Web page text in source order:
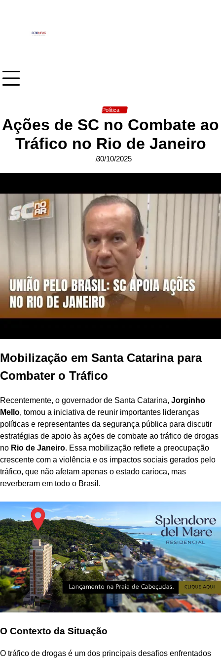
Política
Ações de SC no Combate ao
Tráfico no Rio de Janeiro
30/10/2025
Mobilização em Santa Catarina para
Combater o Tráfico
Recentemente, o governador de Santa Catarina, Jorginho
Mello, tomou a iniciativa de reunir importantes lideranças
políticas e representantes da segurança pública para discutir
estratégias de apoio às ações de combate ao tráfico de drogas
no Rio de Janeiro. Essa mobilização reflete a preocupação
crescente com a violência e os impactos sociais gerados pelo
tráfico, que não afetam apenas o estado carioca, mas
reverberam em todo o Brasil.
O Contexto da Situação
O tráfico de drogas é um dos principais desafios enfrentados